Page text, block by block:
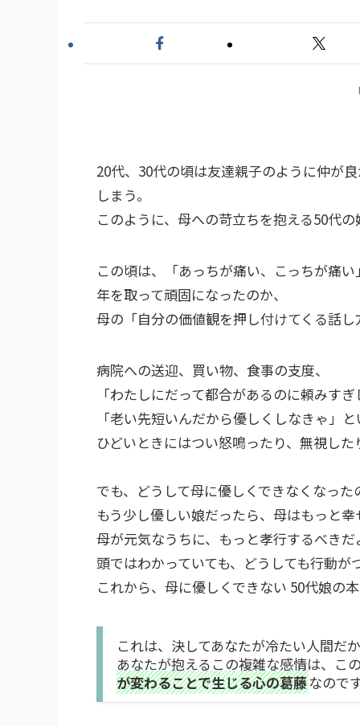
20代、30代の頃は友達親子のように仲が
しまう。
このように、母への苛立ちを抱える50代
この頃は、「あっちが痛い、こっちが痛い
年を取って頑固になったのか、
母の「自分の価値観を押し付けてくる話し
病院への送迎、買い物、食事の支度、
「わたしにだって都合があるのに頼みす
「老い先短いんだから優しくしなきゃ」
ひどいときにはつい怒鳴ったり、無視し
でも、どうして母に優しくできなくなっ
もう少し優しい娘だったら、母はもっと
母が元気なうちに、もっと孝行するべきだ
頭ではわかっていても、どうしても行動が
これから、母に優しくできない 50代娘の
これは、決してあなたが冷たい人間だ
あなたが抱えるこの複雑な感情は、こ
が変わることで生じる心の葛藤なので